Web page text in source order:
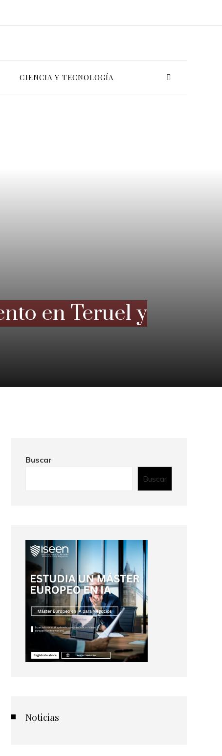
CIENCIA Y TECNOLOGÍA
en Teruel y
Buscar
Buscar
Noticias